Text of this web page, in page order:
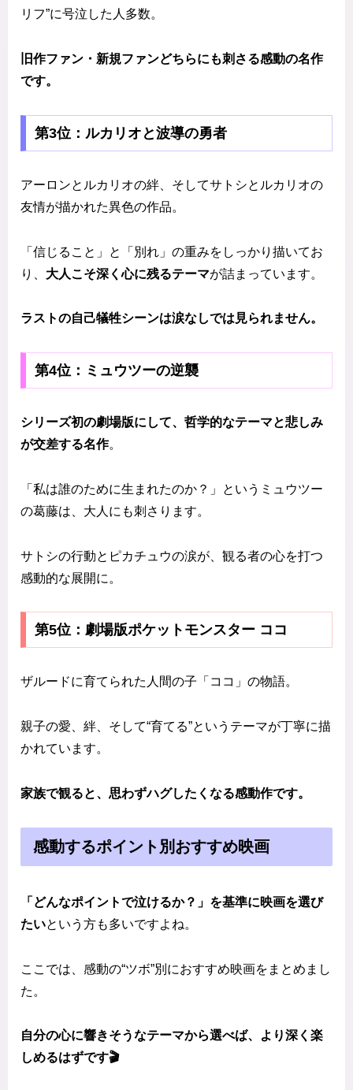
リフ”に号泣した人多数。
旧作ファン・新規ファンどちらにも刺さる感動の名作
です。
第3位：ルカリオと波導の勇者
アーロンとルカリオの絆、そしてサトシとルカリオの
友情が描かれた異色の作品。
「信じること」と「別れ」の重みをしっかり描いてお
り、 大人こそ深く心に残るテーマが詰まっています。
ラストの自己犠牲シーンは涙なしでは見られません。
第4位：ミュウツーの逆襲
シリーズ初の劇場版にして、哲学的なテーマと悲しみ
が交差する名作。
「私は誰のために生まれたのか？」というミュウツー
の葛藤は、大人にも刺さります。
サトシの行動とピカチュウの涙が、観る者の心を打つ
感動的な展開に。
第5位：劇場版ポケットモンスター ココ
ザルードに育てられた人間の子「ココ」の物語。
親子の愛、絆、そして“育てる”というテーマが丁寧に描
かれています。
家族で観ると、思わずハグしたくなる感動作です。
感動するポイント別おすすめ映画
「どんなポイントで泣けるか？」を基準に映画を選び
たいという方も多いですよね。
ここでは、感動の“ツボ”別におすすめ映画をまとめまし
た。
自分の心に響きそうなテーマから選べば、より深く楽
しめるはずです🎬